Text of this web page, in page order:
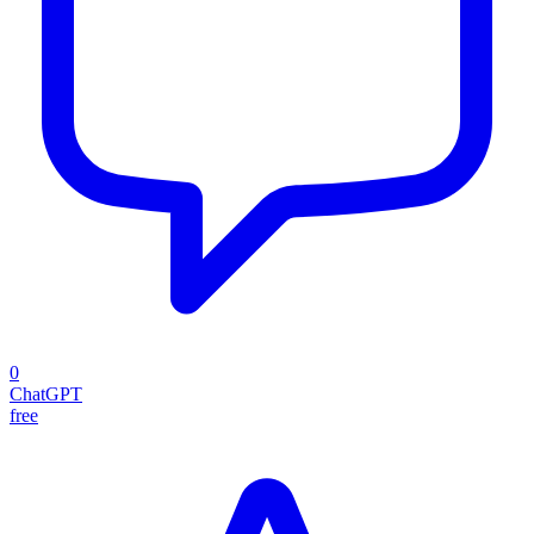
0
ChatGPT
free